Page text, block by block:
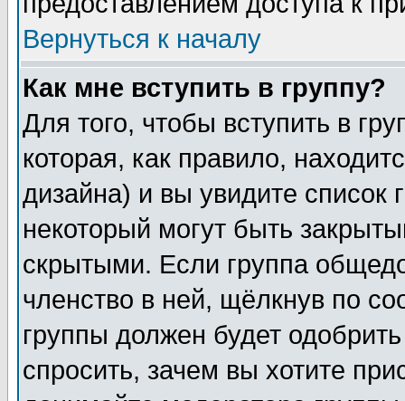
Вернуться к началу
Как мне вступить в группу?
Для того, чтобы вступить в
которая, как правило,
дизайна) и вы увидите список
некоторый могут быть
скрытыми. Если группа
членство в ней, щёлкнув по
группы должен будет
спросить, зачем вы хотите